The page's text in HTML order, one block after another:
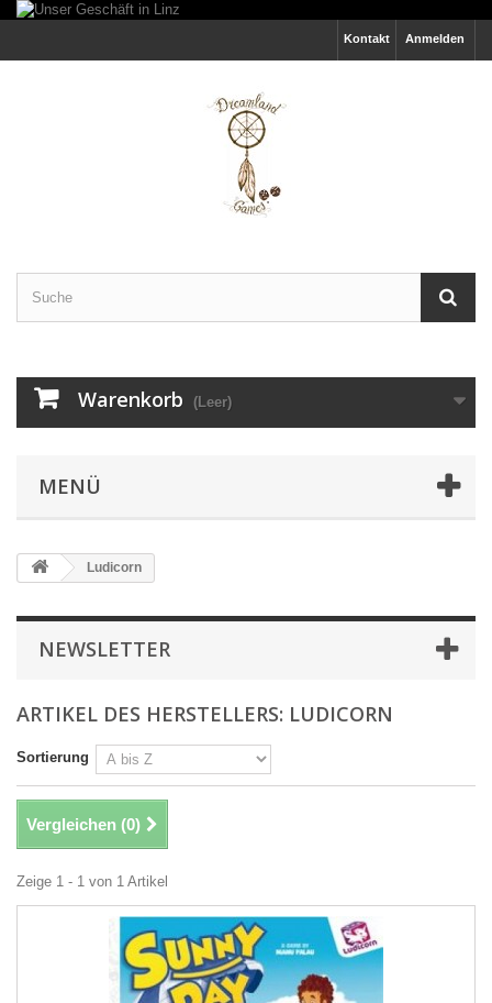
Anmelden
Kontakt
Warenkorb (Leer)
MENÜ
Ludicorn
NEWSLETTER
ARTIKEL DES HERSTELLERS: LUDICORN
Sortierung
Vergleichen (0)
Zeige 1 - 1 von 1 Artikel